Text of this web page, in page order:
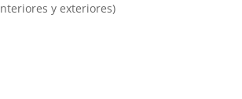
y exteriores)